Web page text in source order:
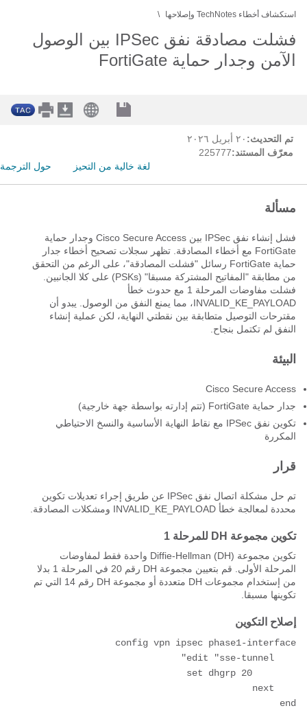
استكشاف أخطاء TechNotes وإصلاحها
فشلت مصادقة نفق IPSec بين الوصول
الآمن وجدار حماية FortiGate
تم التحديث: ٢٠ أبريل ٢٠٢٦
معرّف المستند:225777
لغة خالية من التحيز
حول الترجمة
مسألة
فشل إنشاء نفق IPSec بين Cisco Secure Access وجدار حماية
FortiGate مع أخطاء المصادقة. تظهر سجلات تصحيح أخطاء جدار
حماية FortiGate رسائل "فشلت المصادقة"، على الرغم من التحقق
من مطابقة "المفاتيح المشتركة مسبقا" (PSKs) على كلا الجانبين.
فشلت مفاوضات المرحلة 1 مع حدوث خطأ
INVALID_KE_PAYLOAD، مما يمنع النفق من الوصول. يبدو أن
مقترحات التوصيل متطابقة بين نقطتي النهاية، لكن عملية إنشاء
النفق لم تكتمل بنجاح.
البيئة
Cisco Secure Access
جدار حماية FortiGate (تتم إدارته بواسطة جهة خارجية)
تكوين نفق IPSec مع نقاط النهاية الأساسية والنسخ الاحتياطي
المكررة
قرار
تم حل مشكلة اتصال نفق IPSec عن طريق إجراء تعديلات تكوين
محددة لمعالجة خطأ INVALID_KE_PAYLOAD ومشكلات المصادقة.
تكوين مجموعة DH للمرحلة 1
تكوين مجموعة Diffie-Hellman (DH) واحدة فقط لمفاوضات
المرحلة الأولى. قم بتعيين مجموعة DH رقم 20 في المرحلة 1 بدلا
من إستخدام مجموعات DH متعددة أو مجموعة DH رقم 14 التي تم
تكوينها مسبقا.
إصلاح التكوين
end